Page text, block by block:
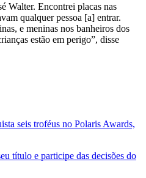
Walter. Encontrei placas nas
qualquer pessoa [a] entrar.
e meninas nos banheiros dos
estão em perigo”, disse
seis troféus no Polaris Awards,
título e participe das decisões do